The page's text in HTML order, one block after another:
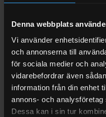
Denna webbplats
Vi använder
och annonserna till
för sociala medier och
vidarebefordrar även
information från din enhet
annons- och
Dessa kan i sin tur
BESKRIVNING
RECENSIONER (0)
FRAKT